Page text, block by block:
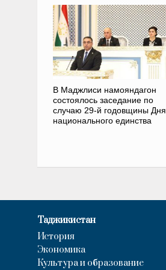
В Маджлиси намояндагон
состоялось заседание по
случаю 29-й годовщины Дня
национального единства
Таджикистан
История
Экономика
Культура и образование